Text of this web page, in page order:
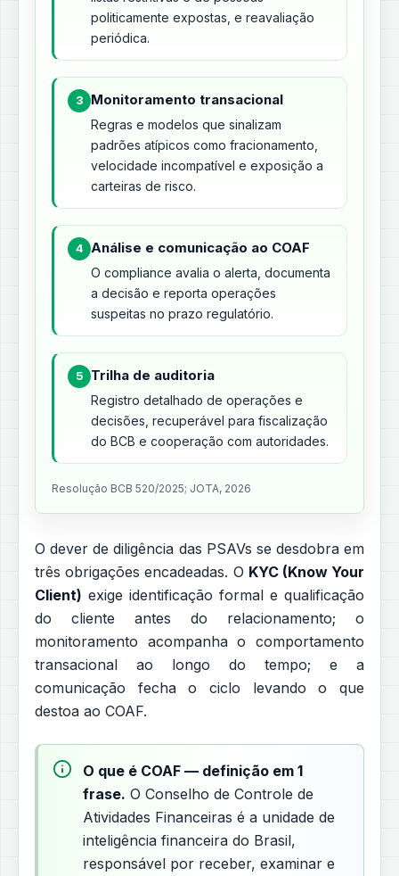
politicamente expostas, e reavaliação
periódica.
3 Monitoramento transacional
Regras e modelos que sinalizam
padrões atípicos como fracionamento,
velocidade incompatível e exposição a
carteiras de risco.
4 Análise e comunicação ao COAF
O compliance avalia o alerta, documenta
a decisão e reporta operações
suspeitas no prazo regulatório.
5 Trilha de auditoria
Registro detalhado de operações e
decisões, recuperável para fiscalização
do BCB e cooperação com autoridades.
Resolução BCB 520/2025; JOTA, 2026
O dever de diligência das PSAVs se desdobra em
três obrigações encadeadas. O KYC (Know Your
Client) exige identificação formal e qualificação
do cliente antes do relacionamento; o
monitoramento acompanha o comportamento
transacional ao longo do tempo; e a
comunicação fecha o ciclo levando o que
destoa ao COAF.
O que é COAF — definição em 1
frase. O Conselho de Controle de
Atividades Financeiras é a unidade de
inteligência financeira do Brasil,
responsável por receber, examinar e